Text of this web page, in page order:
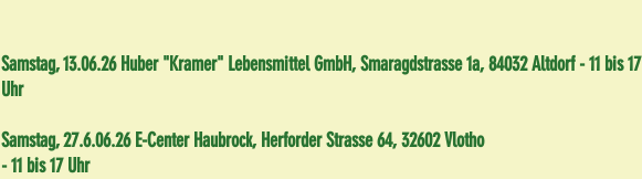
Samstag, 13.06.26 Huber "Kramer" Lebensmittel GmbH, Smaragdstrasse 1a, 84032 Altdorf - 11 bis 17
Uhr
Samstag, 27.6.06.26 E-Center Haubrock, Herforder Strasse 64, 32602 Vlotho
- 11 bis 17 Uhr